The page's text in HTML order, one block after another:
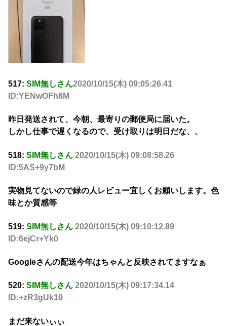
517: SIM無しさん2020/10/15(木) 09:05:26.41
ID:YENwOFh8M
昨日発送されて、今朝、最寄りの郵便局に届いた。
しかし仕事で遅くなるので、受け取りは明日だな、、
518: SIM無しさん 2020/10/15(木) 09:08:58.26
ID:5AS+9y7bM
実物見てないので緑の人レビュー宜しくお願いします。色
味とか質感等
519: SIM無しさん 2020/10/15(木) 09:10:12.89
ID:6ejCr+Yk0
Googleさんの配送今年はちゃんと反映されてますなぁ
520: SIM無しさん 2020/10/15(木) 09:17:34.14
ID:+zR3gUk10
まだ来ないぃぃ